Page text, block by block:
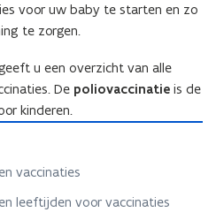
voor uw baby te starten en zo
te zorgen.
u een overzicht van alle
De poliovaccinatie is de
kinderen.
vaccinaties
leeftijden voor vaccinaties